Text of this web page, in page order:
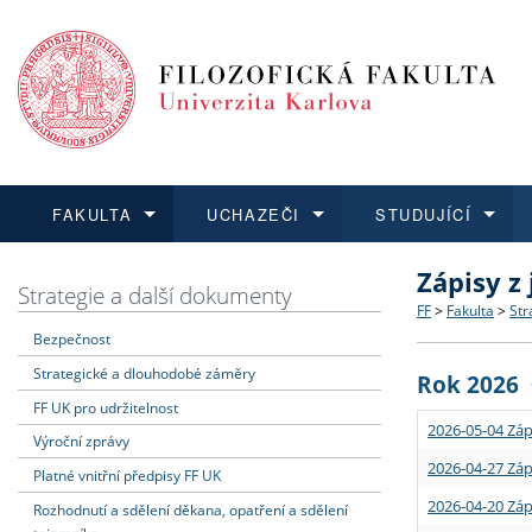
FAKULTA
Dozvědět se více
Struktura
Strategie
Podpora
UCHAZEČI
Podat přihlášku
Co
Učitelské
STUDUJÍCÍ
Dozvědět se více
Rigorózní
Dozvědět se více
O vědě a
Granty a
Dozvědět se více
Aktuální
Strategie a další dokumenty
Bezpečnost
Strategické a dlouhodobé záměry
FF UK pro udržitelnost
Výroční zprávy
Platné vnitřní předpisy FF UK
Rozhodnutí a sdělení děkana, opatření a sdělení
Zápisy
FF > Fakulta >
Rok 2026
2026-05-04
2026-04-27
2026-04-20